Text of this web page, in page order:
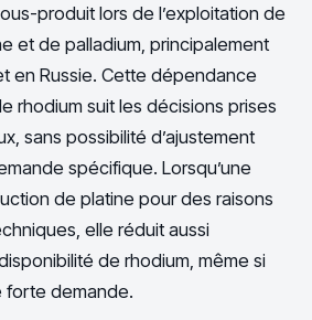
produit lors de l’exploitation de
et de palladium, principalement
en Russie. Cette dépendance
rhodium suit les décisions prises
sans possibilité d’ajustement
spécifique. Lorsqu’une
de platine pour des raisons
elle réduit aussi
de rhodium, même si
forte demande.